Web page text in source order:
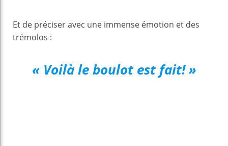
Et de préciser avec une immense émotion et des
trémolos :
« Voilà le boulot est fait! »